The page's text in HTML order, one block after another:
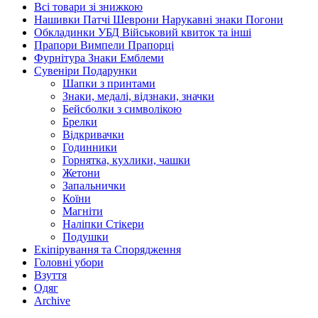
Всі товари зі знижкою
Нашивки Патчі Шеврони Нарукавні знаки Погони
Обкладинки УБД Військовий квиток та інші
Прапори Вимпели Прапорці
Фурнітура Знаки Емблеми
Сувеніри Подарунки
Шапки з принтами
Знаки, медалі, відзнаки, значки
Бейсболки з символікою
Брелки
Відкривачки
Годинники
Горнятка, кухлики, чашки
Жетони
Запальнички
Коїни
Магніти
Наліпки Стікери
Подушки
Екіпірування та Спорядження
Головні убори
Взуття
Одяг
Archive